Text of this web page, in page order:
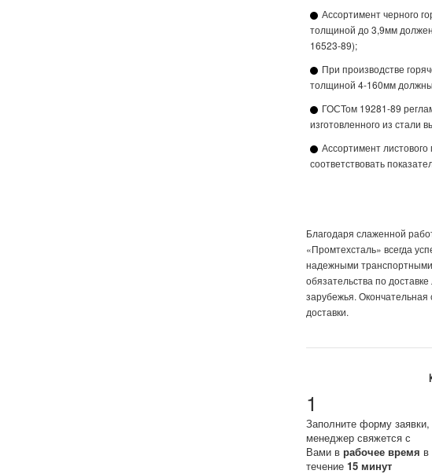
Ассортимент черного
толщиной до 3,9мм
16523-89);
При производстве
толщиной 4-160мм
ГОСТом 19281-89
изготовленного из стали
Ассортимент
соответствовать
Благодаря слаженной
«Промтехсталь» всегда
надежными
обязательства по
зарубежья. Окончательная
доставки.
1
Заполните форму
менеджер свяжется с
Вами врабочее время в
течение15 минут